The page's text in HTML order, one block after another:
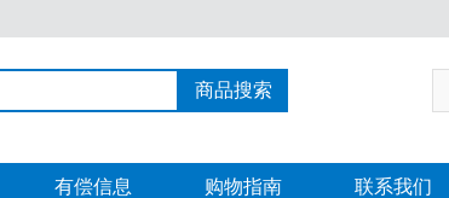
商品搜索
有偿信息 购物指南 联系我们